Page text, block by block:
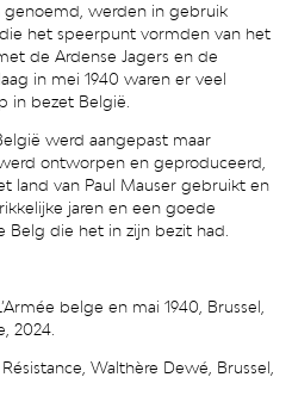
genoemd, werden in gebruik
het speerpunt vormden van het
de Ardense Jagers en de
in mei 1940 waren er veel
in bezet België.
werd aangepast maar
ontworpen en geproduceerd,
land van Paul Mauser gebruikt en
jaren en een goede
Belg die het in zijn bezit had.
belge en mai 1940, Brussel,
2024.
Walthère Dewé, Brussel,